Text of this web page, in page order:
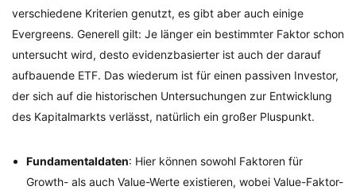
verschiedene Kriterien genutzt, es gibt aber auch einige
Evergreens. Generell gilt: Je länger ein bestimmter Faktor schon
untersucht wird, desto evidenzbasierter ist auch der darauf
aufbauende ETF. Das wiederum ist für einen passiven Investor,
der sich auf die historischen Untersuchungen zur Entwicklung
des Kapitalmarkts verlässt, natürlich ein großer Pluspunkt.
Fundamentaldaten: Hier können sowohl Faktoren für
Growth- als auch Value-Werte existieren, wobei Value-Faktor-